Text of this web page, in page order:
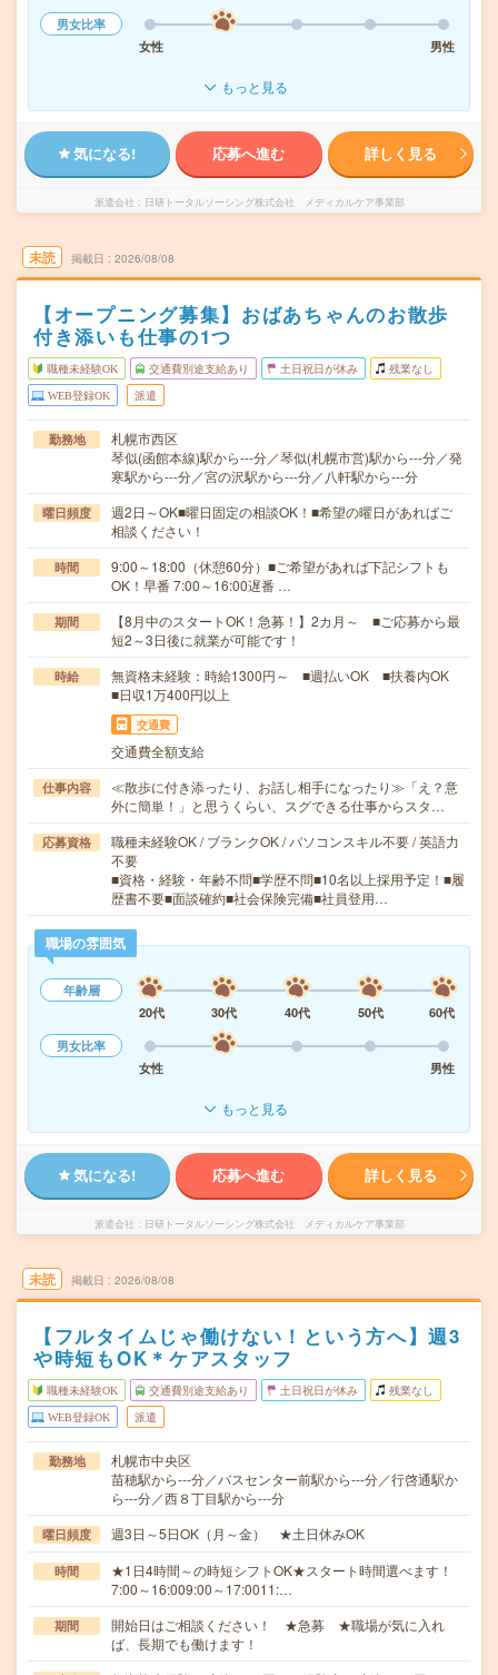
男女比率
女性
男性
もっと見る
気になる! 応募へ進む 詳しく見る
派遣会社 日研トータルソーシング株式会社 メディカルケア事業部
未読 掲載日 2026/08/08
【オープニング募集】おばあちゃんのお散歩
付き添いも仕事の1つ
職種未経験OK 交通費別途支給あり 土日祝日が休み 残業なし
WEB登録OK 派遣
勤務地
札幌市西区
琴似(函館本線)駅から---分／琴似(札幌市営)駅から---分／発
寒駅から---分／宮の沢駅から---分／八軒駅から---分
曜日頻度
週2日～OK■曜日固定の相談OK！■希望の曜日があればご
相談ください！
時間
9:00～18:00（休憩60分）■ご希望があれば下記シフトも
OK！早番 7:00～16:00遅番 …
期間
【8月中のスタートOK！急募！】2カ月～ ■ご応募から最
短2～3日後に就業が可能です！
時給
無資格未経験：時給1300円～ ■週払いOK ■扶養内OK
■日収1万400円以上
交通費
交通費全額支給
仕事内容
≪散歩に付き添ったり、お話し相手になったり≫「え？意
外に簡単！」と思うくらい、スグできる仕事からスタ…
応募資格
職種未経験OK / ブランクOK / パソコンスキル不要 / 英語力
不要
■資格・経験・年齢不問■学歴不問■10名以上採用予定！■履
歴書不要■面談確約■社会保険完備■社員登用…
職場の雰囲気
年齢層
20代
30代 40代 50代
60代
男女比率
女性
男性
もっと見る
気になる! 応募へ進む 詳しく見る
派遣会社 日研トータルソーシング株式会社 メディカルケア事業部
未読 掲載日 2026/08/08
【フルタイムじゃ働けない！という方へ】週3
や時短もOK＊ケアスタッフ
職種未経験OK 交通費別途支給あり 土日祝日が休み 残業なし
WEB登録OK 派遣
勤務地
札幌市中央区
苗穂駅から---分／バスセンター前駅から---分／行啓通駅か
ら---分／西８丁目駅から---分
曜日頻度 週3日～5日OK（月～金） ★土日休みOK
時間
★1日4時間～の時短シフトOK★スタート時間選べます！
7:00～16:009:00～17:0011:…
期間
開始日はご相談ください！ ★急募 ★職場が気に入れ
ば、長期でも働けます！